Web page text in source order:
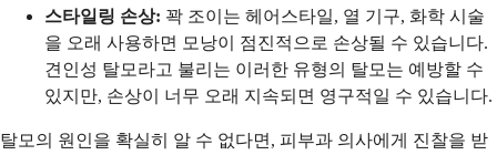
스타일링 손상: 꽉 조이는 헤어스타일, 열 기구, 화학 시술
을 오래 사용하면 모낭이 점진적으로 손상될 수 있습니다.
견인성 탈모라고 불리는 이러한 유형의 탈모는 예방할 수
있지만, 손상이 너무 오래 지속되면 영구적일 수 있습니다.
탈모의 원인을 확실히 알 수 없다면, 피부과 의사에게 진찰을 받